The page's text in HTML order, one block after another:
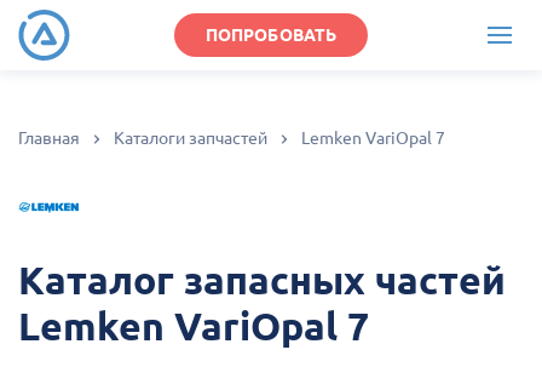
ПОПРОБОВАТЬ
Главная Каталоги запчастей Lemken VariOpal 7
Каталог запасных частей
Lemken VariOpal 7